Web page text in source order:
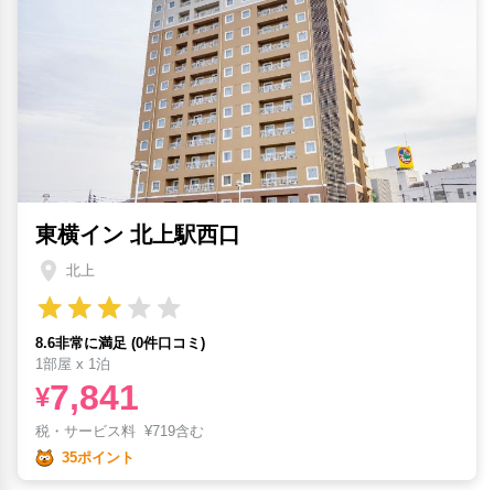
東横イン 北上駅西口
北上
8.6非常に満足 (0件口コミ)
1部屋 x 1泊
¥7,841
税・サービス料 ¥719含む
35ポイント